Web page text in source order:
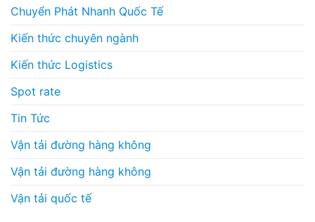
Chuyển Phát Nhanh Quốc Tế
Kiến thức chuyên ngành
Kiến thức Logistics
Spot rate
Tin Tức
Vận tải đường hàng không
Vận tải đường hàng không
Vận tải quốc tế